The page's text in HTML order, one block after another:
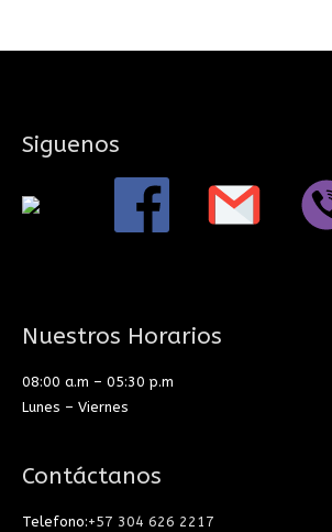
Siguenos
Nuestros Horarios
08:00 a.m – 05:30 p.m
Lunes – Viernes
Contáctanos
Telefono:+57 304 626 2217